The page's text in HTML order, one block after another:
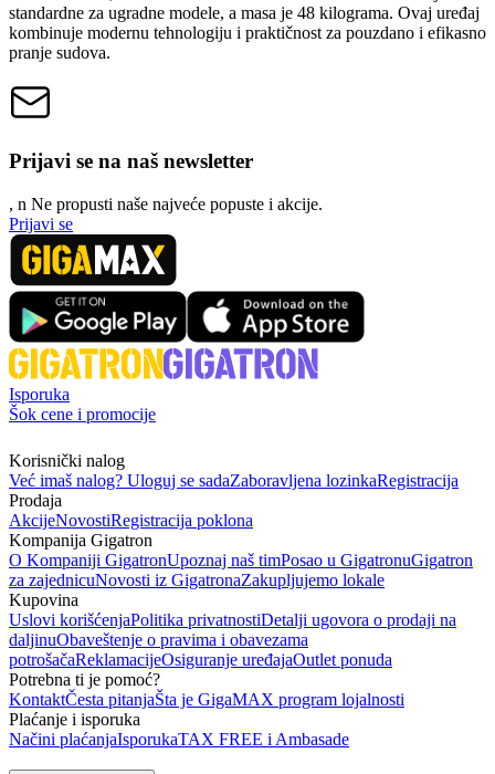
standardne za ugradne modele, a masa je 48 kilograma. Ovaj uređaj
kombinuje modernu tehnologiju i praktičnost za pouzdano i efikasno
pranje sudova.
Prijavi se na naš newsletter
, n Ne propusti naše najveće popuste i akcije.
Prijavi se
Isporuka
Šok cene i promocije
Korisnički nalog
Već imaš nalog? Uloguj se sadaZaboravljena lozinkaRegistracija
Prodaja
AkcijeNovostiRegistracija poklona
Kompanija Gigatron
O Kompaniji GigatronUpoznaj naš timPosao u GigatronuGigatron
za zajednicuNovosti iz GigatronaZakupljujemo lokale
Kupovina
Uslovi korišćenjaPolitika privatnostiDetalji ugovora o prodaji na
daljinuObaveštenje o pravima i obavezama
potrošačaReklamacijeOsiguranje uređajaOutlet ponuda
Potrebna ti je pomoć?
KontaktČesta pitanjaŠta je GigaMAX program lojalnosti
Plaćanje i isporuka
Načini plaćanjaIsporukaTAX FREE i Ambasade